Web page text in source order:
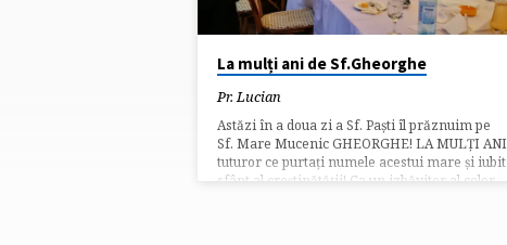
La mulți ani de Sf.Gheorghe
Pr. Lucian
Astăzi în a doua zi a Sf. Paști îl prăznuim pe
Sf. Mare Mucenic GHEORGHE! LA MULȚI ANI
tuturor ce purtați numele acestui mare și iubit
sfânt al creștinătății! Ca un izbăvitor al celor